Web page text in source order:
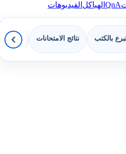
QnAالهياكلالفيديوهات
بالكتب نتائج الامتحانات